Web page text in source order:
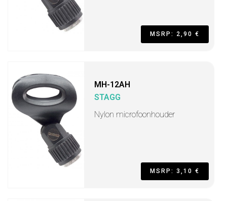
MSRP: 2,90 €
MH-12AH
STAGG
Nylon microfoonhouder
MSRP: 3,10 €